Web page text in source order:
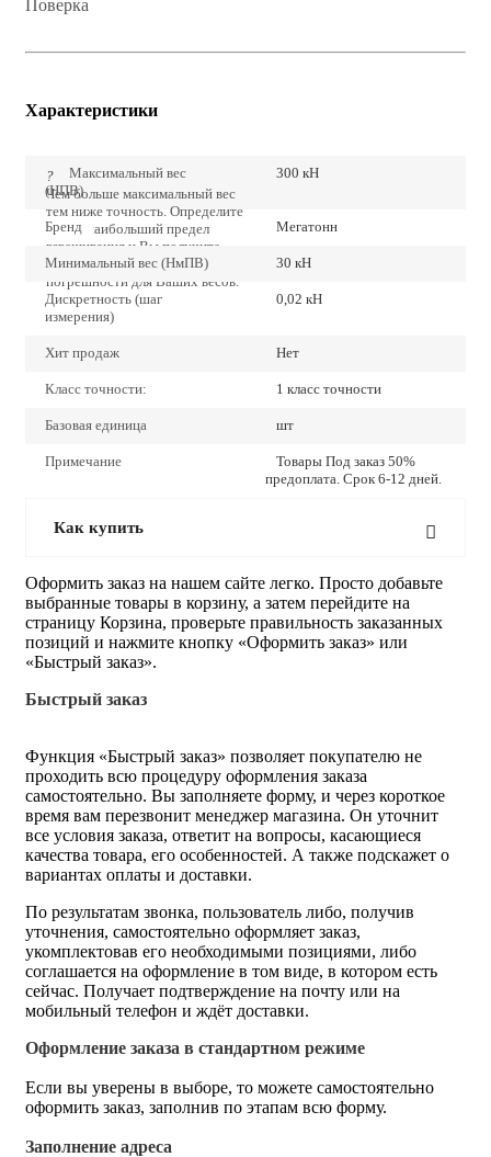
Поверка
Характеристики
?
Чем больше максимальный вес
тем ниже точность. Определите
точно наибольший предел
взвешивания и Вы получите
наиболее низкие значения
погрешности для Ваших весов.
Максимальный вес
(НПВ)
300 кН
Бренд Мегатонн
Минимальный вес (НмПВ) 30 кН
Дискретность (шаг
измерения)
0,02 кН
Хит продаж Нет
Класс точности: 1 класс точности
Базовая единица шт
Примечание
Товары Под заказ 50%
предоплата. Срок 6-12 дней.
Как купить
Оформить заказ на нашем сайте легко. Просто добавьте
выбранные товары в корзину, а затем перейдите на
страницу Корзина, проверьте правильность заказанных
позиций и нажмите кнопку «Оформить заказ» или
«Быстрый заказ».
Быстрый заказ
Функция «Быстрый заказ» позволяет покупателю не
проходить всю процедуру оформления заказа
самостоятельно. Вы заполняете форму, и через короткое
время вам перезвонит менеджер магазина. Он уточнит
все условия заказа, ответит на вопросы, касающиеся
качества товара, его особенностей. А также подскажет о
вариантах оплаты и доставки.
По результатам звонка, пользователь либо, получив
уточнения, самостоятельно оформляет заказ,
укомплектовав его необходимыми позициями, либо
соглашается на оформление в том виде, в котором есть
сейчас. Получает подтверждение на почту или на
мобильный телефон и ждёт доставки.
Оформление заказа в стандартном режиме
Если вы уверены в выборе, то можете самостоятельно
оформить заказ, заполнив по этапам всю форму.
Заполнение адреса